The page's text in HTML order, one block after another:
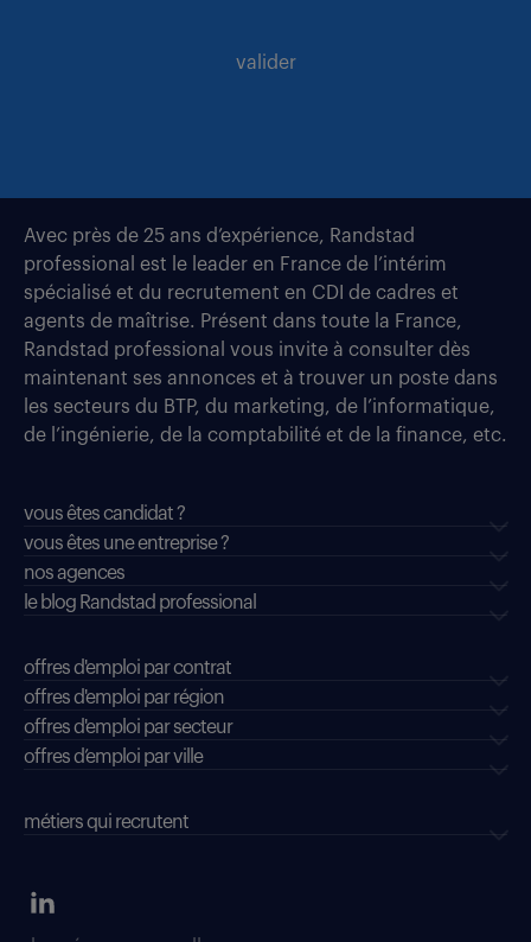
valider
Avec près de 25 ans d’expérience, Randstad
professional est le leader en France de l’intérim
spécialisé et du recrutement en CDI de cadres et
agents de maîtrise. Présent dans toute la France,
Randstad professional vous invite à consulter dès
maintenant ses annonces et à trouver un poste dans
les secteurs du BTP, du marketing, de l’informatique,
de l’ingénierie, de la comptabilité et de la finance, etc.
vous êtes candidat ?
vous êtes une entreprise ?
nos agences
le blog Randstad professional
offres d'emploi par contrat
offres d'emploi par région
offres d'emploi par secteur
offres d’emploi par ville
métiers qui recrutent